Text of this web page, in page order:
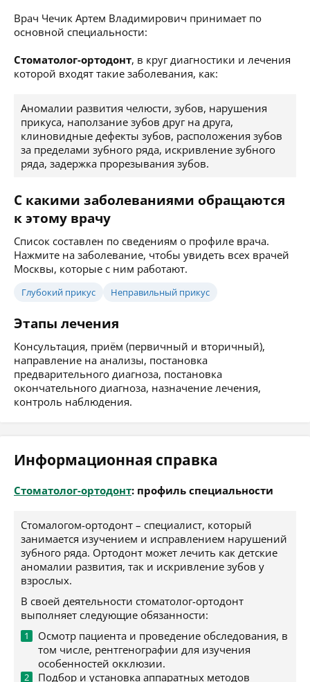
Врач Чечик Артем Владимирович принимает по
основной специальности:
Стоматолог-ортодонт, в круг диагностики и лечения
которой входят такие заболевания, как:
Аномалии развития челюсти, зубов, нарушения
прикуса, наползание зубов друг на друга,
клиновидные дефекты зубов, расположения зубов
за пределами зубного ряда, искривление зубного
ряда, задержка прорезывания зубов.
С какими заболеваниями обращаются
к этому врачу
Список составлен по сведениям о профиле врача.
Нажмите на заболевание, чтобы увидеть всех врачей
Москвы, которые с ним работают.
Глубокий прикус Неправильный прикус
Этапы лечения
Консультация, приём (первичный и вторичный),
направление на анализы, постановка
предварительного диагноза, постановка
окончательного диагноза, назначение лечения,
контроль наблюдения.
Информационная справка
Стоматолог-ортодонт: профиль специальности
Стомалогом-ортодонт – специалист, который
занимается изучением и исправлением нарушений
зубного ряда. Ортодонт может лечить как детские
аномалии развития, так и искривление зубов у
взрослых.
В своей деятельности стоматолог-ортодонт
выполняет следующие обязанности:
Осмотр пациента и проведение обследования, в
том числе, рентгенографии для изучения
особенностей окклюзии.
Подбор и установка аппаратных методов